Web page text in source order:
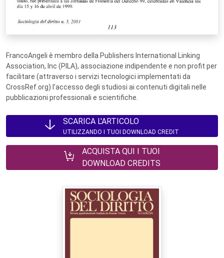
FrancoAngeli è membro della Publishers International Linking
Association, Inc (PILA), associazione indipendente e non profit per
facilitare (attraverso i servizi tecnologici implementati da
CrossRef.org) l’accesso degli studiosi ai contenuti digitali nelle
pubblicazioni professionali e scientifiche.
SCARICA L'ARTICOLO
UTILIZZANDO I TUOI DOWNLOAD CREDIT
ACQUISTA QUI I TUOI
DOWNLOAD CREDITS